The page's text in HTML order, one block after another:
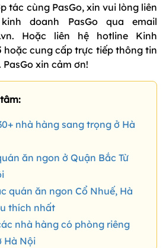
tác cùng PasGo, xin vui lòng liên
doanh PasGo qua email
Hoặc liên hệ hotline Kinh
hoặc cung cấp trực tiếp thông tin
PasGo xin cảm ơn!
nhà hàng sang trọng ở Hà
ăn ngon ở Quận Bắc Từ
quán ăn ngon Cổ Nhuế, Hà
thích nhất
nhà hàng có phòng riêng
Hà Nội